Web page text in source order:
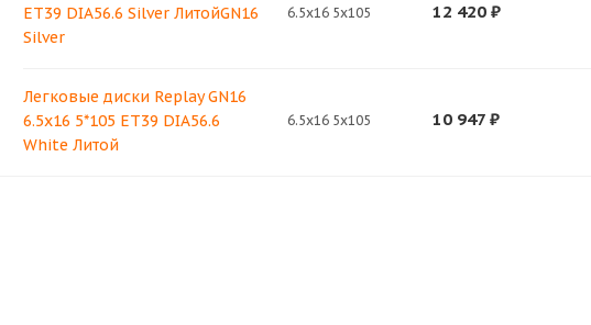
ET39 DIA56.6 Silver ЛитойGN16
Silver
6.5x16 5x105 12 420 ₽
Легковые диски Replay GN16
6.5x16 5*105 ET39 DIA56.6
White Литой
6.5x16 5x105 10 947 ₽